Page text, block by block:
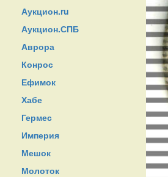
Аукцион.ru
Аукцион.СПБ
Аврора
Конрос
Ефимок
Хабе
Гермес
Империя
Мешок
Молоток